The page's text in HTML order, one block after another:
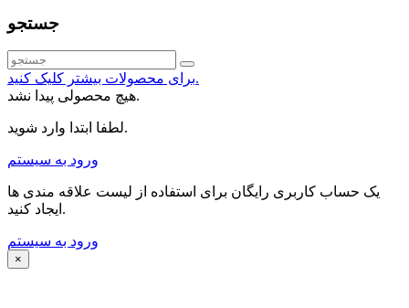
جستجو
برای محصولات بیشتر کلیک کنید.
هیچ محصولی پیدا نشد.
لطفا ابتدا وارد شوید.
ورود به سیستم
یک حساب کاربری رایگان برای استفاده از لیست علاقه مندی ها
ایجاد کنید.
ورود به سیستم
×